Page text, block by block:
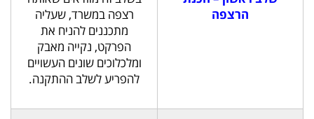
הרצפה
רצפה במשרד, שעליה
מתכננים להניח את
הפרקט, נקייה מאבק
ומלכלוכים שונים העשויים
להפריע לשלב ההתקנה.